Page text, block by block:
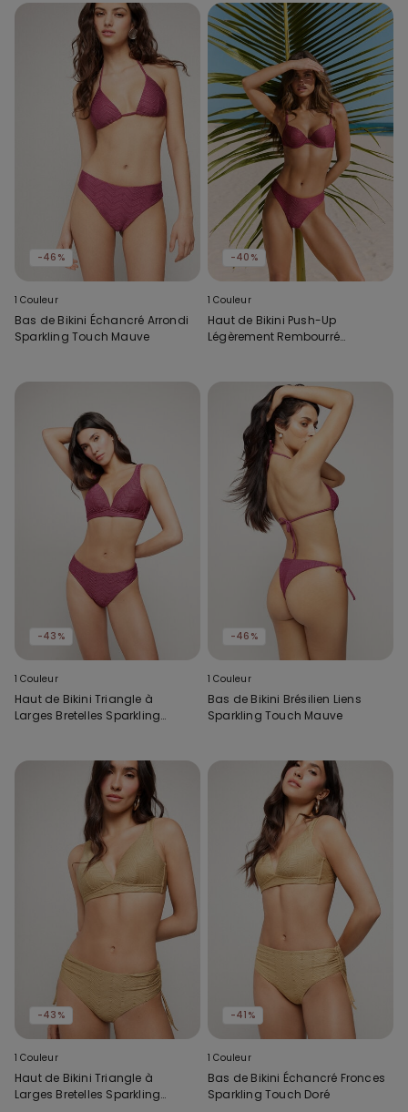
-46%
1 Couleur
Bas de Bikini Échancré Arrondi
Sparkling Touch Mauve
-40%
1 Couleur
Haut de Bikini Push-Up
Légèrement Rembourré
-43%
1 Couleur
Haut de Bikini Triangle à
Larges Bretelles Sparkling
-46%
1 Couleur
Bas de Bikini Brésilien Liens
Sparkling Touch Mauve
-43%
1 Couleur
Haut de Bikini Triangle à
Larges Bretelles Sparkling
-41%
1 Couleur
Bas de Bikini Échancré Fronces
Sparkling Touch Doré